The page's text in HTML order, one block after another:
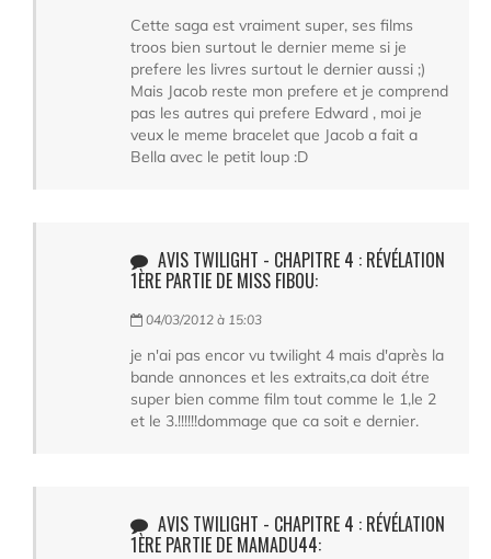
Cette saga est vraiment super, ses films
troos bien surtout le dernier meme si je
prefere les livres surtout le dernier aussi ;)
Mais Jacob reste mon prefere et je comprend
pas les autres qui prefere Edward , moi je
veux le meme bracelet que Jacob a fait a
Bella avec le petit loup :D
AVIS TWILIGHT - CHAPITRE 4 : RÉVÉLATION
1ÈRE PARTIE DE MISS FIBOU:
04/03/2012 à 15:03
je n'ai pas encor vu twilight 4 mais d'après la
bande annonces et les extraits,ca doit étre
super bien comme film tout comme le 1,le 2
et le 3.!!!!!!dommage que ca soit e dernier.
AVIS TWILIGHT - CHAPITRE 4 : RÉVÉLATION
1ÈRE PARTIE DE MAMADU44: